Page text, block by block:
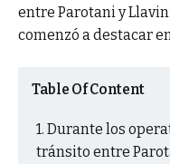
entre Parotani y
comenzó a destacar
Table Of Content
Durante los
tránsito entre